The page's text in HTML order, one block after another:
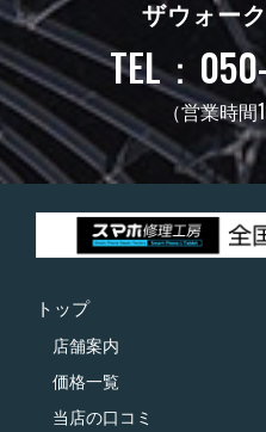
ザウォー
TEL：
（営業時間
トップ
店舗案内
価格一覧
当店の口コミ